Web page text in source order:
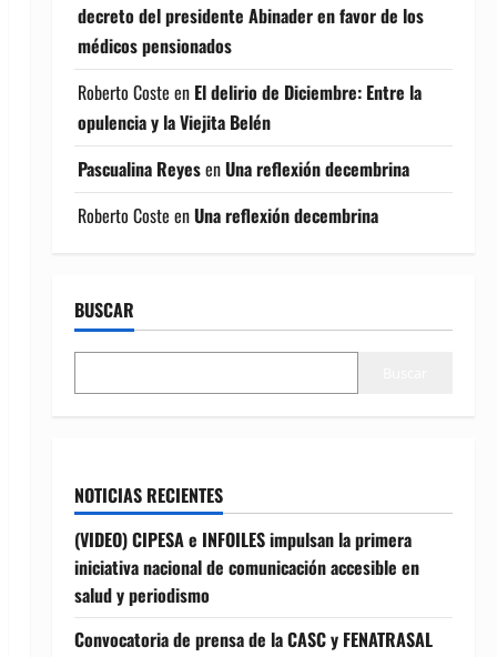
decreto del presidente Abinader en favor de los
médicos pensionados
Roberto Coste en El delirio de Diciembre: Entre la
opulencia y la Viejita Belén
Pascualina ReyesenUna reflexión decembrina
Roberto Coste enUna reflexión decembrina
BUSCAR
NOTICIAS RECIENTES
(VIDEO) CIPESA e INFOILES impulsan la primera
iniciativa nacional de comunicación accesible en
salud y periodismo
Convocatoria de prensa de la CASC y FENATRASAL